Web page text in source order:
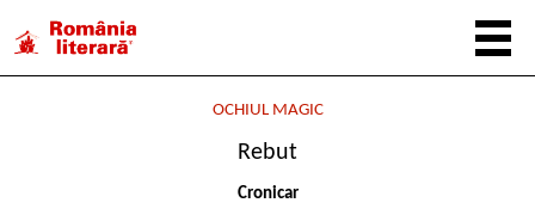
OCHIUL MAGIC
Rebut
Cronicar